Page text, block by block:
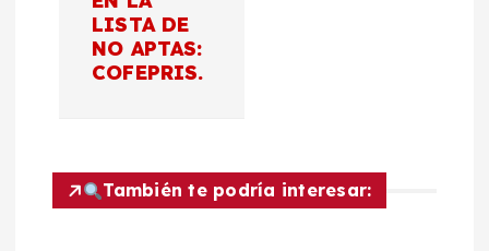
e
LISTA DE
NO APTAS:
COFEPRIS.
También te podría interesar: